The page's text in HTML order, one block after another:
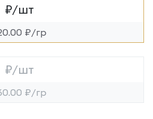
₽/шт
₽/гр
₽/шт
₽/гр